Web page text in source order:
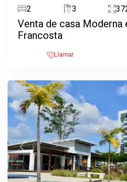
2 3
Venta de casa Moderna
Francosta
Llamar
Previous